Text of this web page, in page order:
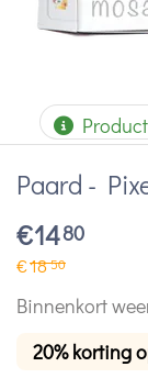
Paard -
€1480
€1850
Binnenkort
20% korting